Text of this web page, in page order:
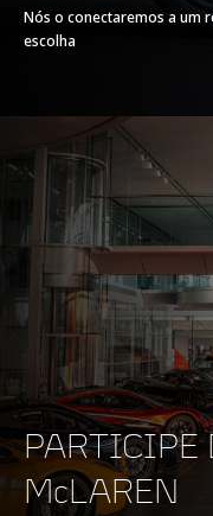
TECNOLOGIA
POTÊNCIA
COPPIA
TORQUE
E-MOTOR
TIPO DE BATERIA
Nós o conectaremos a um
escolha
McLAREN